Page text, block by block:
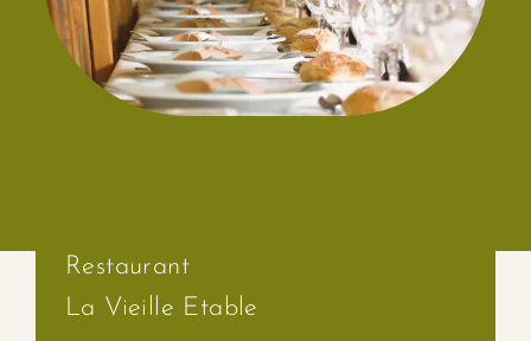
Restaurant
La Vieille Etable